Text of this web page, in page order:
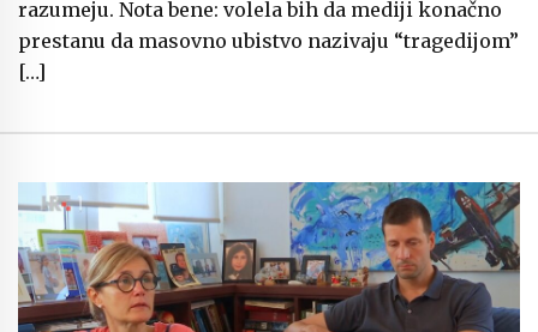
razumeju. Nota bene: volela bih da mediji konačno
prestanu da masovno ubistvo nazivaju “tragedijom”
[…]